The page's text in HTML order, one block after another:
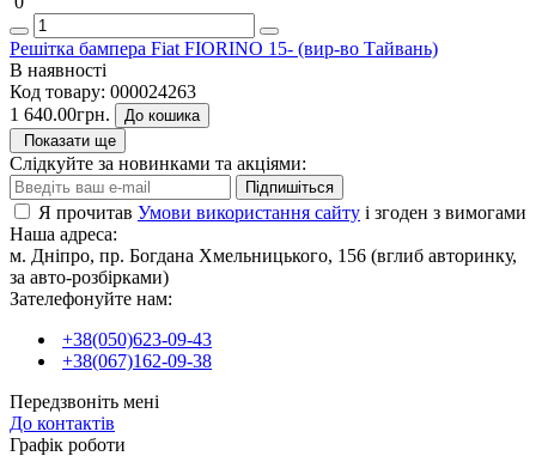
Решітка бампера Fiat FIORINO 15- (вир-во Тайвань)
В наявності
Код товару: 000024263
1 640.00грн.
До кошика
Показати ще
Слідкуйте за новинками та акціями:
Підпишіться
Я прочитав Умови використання сайту і згоден з вимогами
Наша адреса:
м. Дніпро, пр. Богдана Хмельницького, 156 (вглиб авторинку,
за авто-розбірками)
Зателефонуйте нам:
+38(050)623-09-43
+38(067)162-09-38
Передзвоніть мені
До контактів
Графік роботи